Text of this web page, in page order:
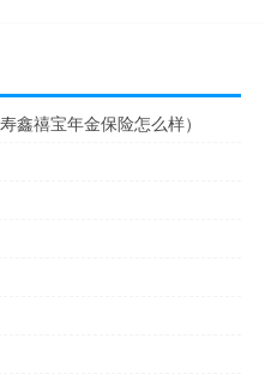
鑫禧宝年金保险怎么样）